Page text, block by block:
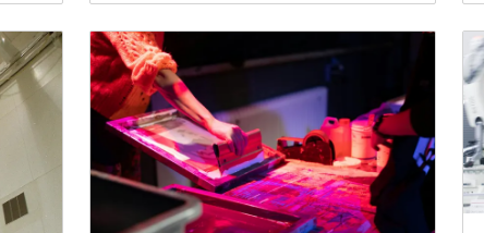
Verteilung knapper Ware und die Anzeige,
die zu spät kommt.